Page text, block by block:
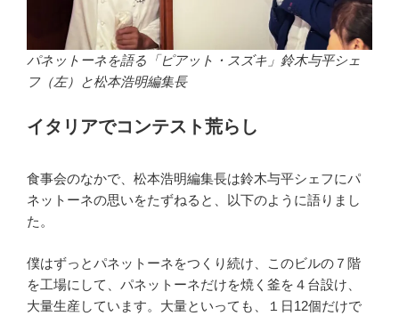
パネットーネを語る「ピアット・スズキ」鈴木与平シェ
フ（左）と松本浩明編集長
イタリアでコンテスト荒らし
食事会のなかで、松本浩明編集長は鈴木与平シェフにパ
ネットーネの思いをたずねると、以下のように語りまし
た。
僕はずっとパネットーネをつくり続け、このビルの７階
を工場にして、パネットーネだけを焼く釜を４台設け、
大量生産しています。大量といっても、１日12個だけで